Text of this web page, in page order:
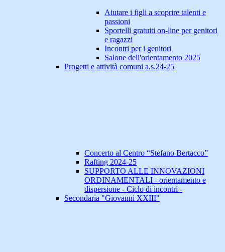
Aiutare i figli a scoprire talenti e
passioni
Sportelli gratuiti on-line per genitori
e ragazzi
Incontri per i genitori
Salone dell'orientamento 2025
Progetti e attività comuni a.s.24-25
Concerto al Centro “Stefano Bertacco”
Rafting 2024-25
SUPPORTO ALLE INNOVAZIONI
ORDINAMENTALI - orientamento e
dispersione - Ciclo di incontri -
Secondaria "Giovanni XXIII"